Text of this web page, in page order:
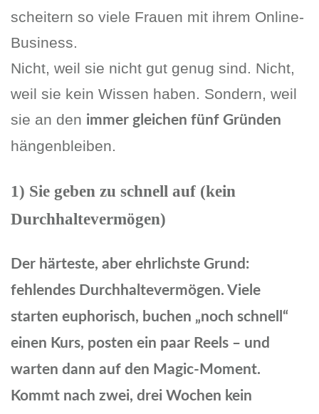
scheitern so viele Frauen mit ihrem Online-
Business.
Nicht, weil sie nicht gut genug sind. Nicht,
weil sie kein Wissen haben. Sondern, weil
sie an den immer gleichen fünf Gründen
hängenbleiben.
1) Sie geben zu schnell auf (kein
Durchhaltevermögen)
Der härteste, aber ehrlichste Grund:
fehlendes Durchhaltevermögen. Viele
starten euphorisch, buchen „noch schnell“
einen Kurs, posten ein paar Reels – und
warten dann auf den Magic-Moment.
Kommt nach zwei, drei Wochen kein